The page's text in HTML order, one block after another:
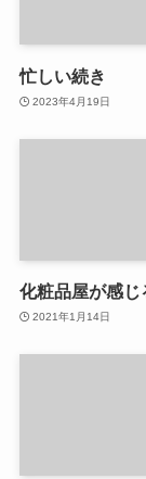
忙しい続き
2023年4月19日
化粧品屋が感じ
2021年1月14日